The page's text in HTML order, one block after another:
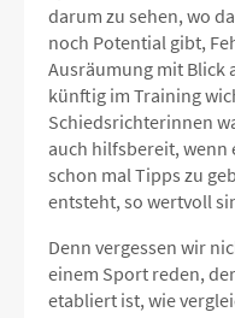
darum zu sehen, wo
noch Potential gibt,
Ausräumung mit Blick
künftig im Training
Schiedsrichterinnen
auch hilfsbereit, wenn
schon mal Tipps zu
entsteht, so wertvoll
Denn vergessen wir
einem Sport reden,
etabliert ist, wie